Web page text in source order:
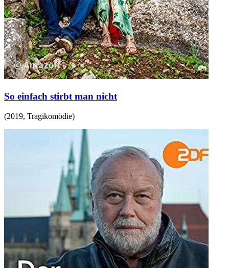
So einfach stirbt man nicht
(2019, Tragikomödie)